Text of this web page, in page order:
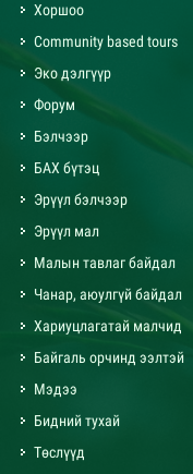
Хоршоо
Community based tours
Эко дэлгүүр
Форум
Бэлчээр
БАХ бүтэц
Эрүүл бэлчээр
Эрүүл мал
Малын тавлаг байдал
Чанар, аюулгүй байдал
Хариуцлагатай малчид
Байгаль орчинд ээлтэй
Мэдээ
Бидний тухай
Төслүүд